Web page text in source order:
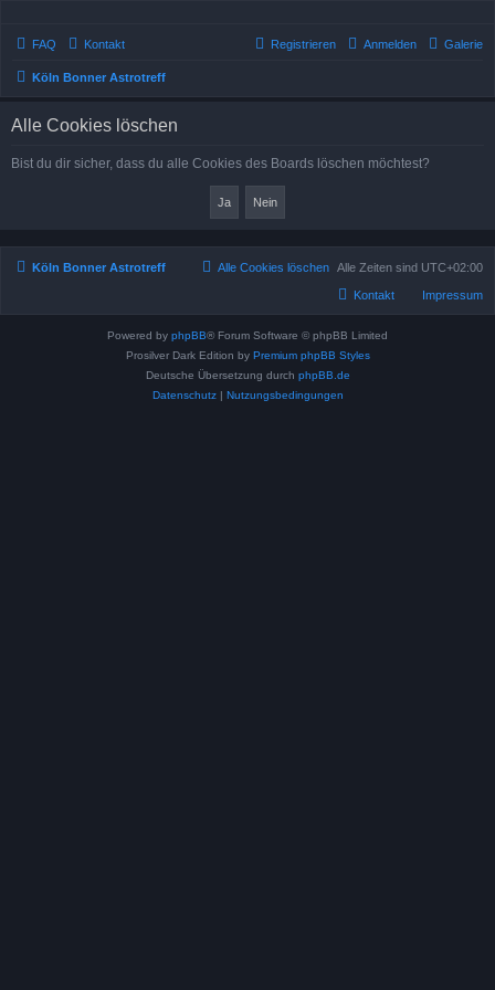
Galerie
FAQ Kontakt Anmelden
Registrieren
Köln Bonner Astrotreff
Alle Cookies löschen
Bist du dir sicher, dass du alle Cookies des Boards löschen möchtest?
Köln Bonner Astrotreff Alle Zeiten sind UTC+02:00
Alle Cookies löschen
Impressum
Kontakt
Powered by phpBB® Forum Software © phpBB Limited
Prosilver Dark Edition by Premium phpBB Styles
Deutsche Übersetzung durch phpBB.de
Datenschutz| Nutzungsbedingungen